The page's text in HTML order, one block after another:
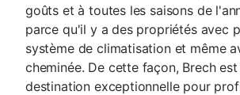
goûts et à toutes les saisons de
parce qu'il y a des propriétés avec
système de climatisation et même
cheminée. De cette façon, Brech est
destination exceptionnelle pour